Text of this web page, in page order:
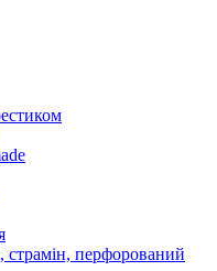
страмін, перфорований